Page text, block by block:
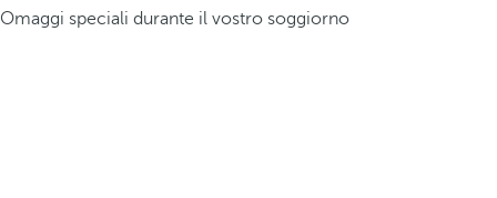
Omaggi speciali durante il vostro soggiorno